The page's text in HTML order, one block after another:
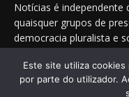
Notícias é
quaisquer grupos de
democracia pluralista e
Saiba onde nos
Este site utiliza cookies
por parte do utilizador.